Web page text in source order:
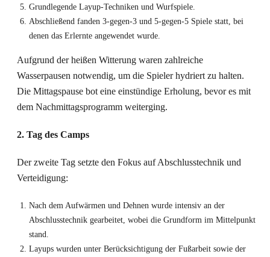
Grundlegende Layup-Techniken und Wurfspiele.
Abschließend fanden 3-gegen-3 und 5-gegen-5 Spiele statt, bei
denen das Erlernte angewendet wurde.
Aufgrund der heißen Witterung waren zahlreiche
Wasserpausen notwendig, um die Spieler hydriert zu halten.
Die Mittagspause bot eine einstündige Erholung, bevor es mit
dem Nachmittagsprogramm weiterging.
2. Tag des Camps
Der zweite Tag setzte den Fokus auf Abschlusstechnik und
Verteidigung:
Nach dem Aufwärmen und Dehnen wurde intensiv an der
Abschlusstechnik gearbeitet, wobei die Grundform im Mittelpunkt
stand.
Layups wurden unter Berücksichtigung der Fußarbeit sowie der